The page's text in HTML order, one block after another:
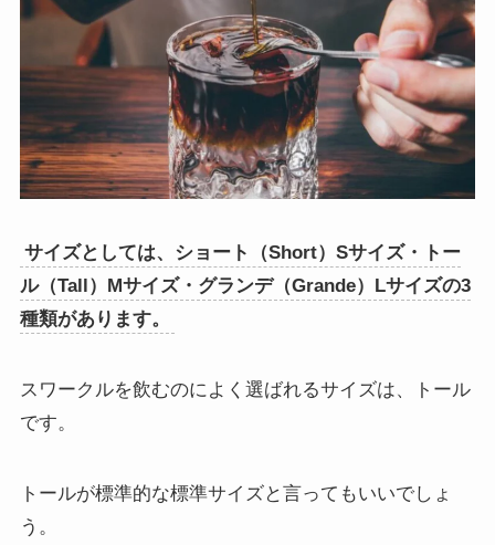
サイズとしては、ショート（Short）Sサイズ・トー
ル（Tall）Mサイズ・グランデ（Grande）Lサイズの3
種類があります。
スワークルを飲むのによく選ばれるサイズは、トール
です。
トールが標準的な標準サイズと言ってもいいでしょ
う。